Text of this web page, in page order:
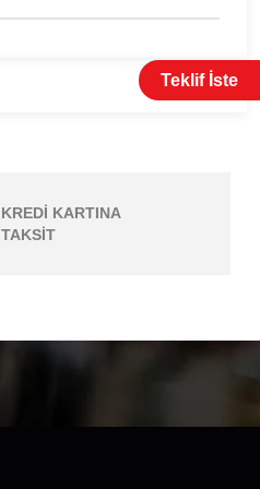
Teklif İste
KREDİ KARTINA
TAKSİT